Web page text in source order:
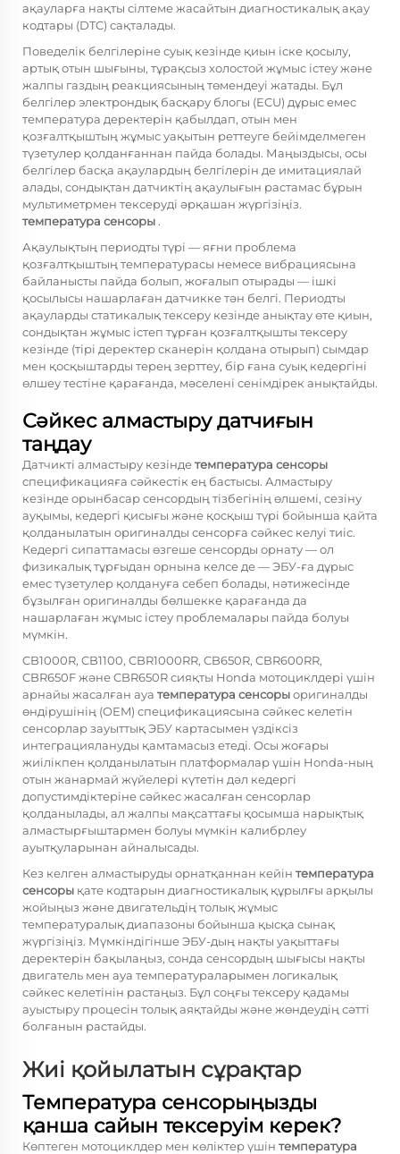
ақауларға нақты сілтеме жасайтын диагностикалық ақау
кодтары (DTC) сақталады.
Поведелік белгілеріне суық кезінде қиын іске қосылу,
артық отын шығыны, тұрақсыз холостой жұмыс істеу және
жалпы газдың реакциясының төмендеуі жатады. Бұл
белгілер электрондық басқару блогы (ECU) дұрыс емес
температура деректерін қабылдап, отын мен
қозғалтқыштың жұмыс уақытын реттеуге бейімделмеген
түзетулер қолданғаннан пайда болады. Маңыздысы, осы
белгілер басқа ақаулардың белгілерін де имитациялай
алады, сондықтан датчиктің ақаулығын растамас бұрын
мультиметрмен тексеруді әрқашан жүргізіңіз.
температура сенсоры .
Ақаулықтың периодты түрі — яғни проблема
қозғалтқыштың температурасы немесе вибрациясына
байланысты пайда болып, жоғалып отырады — ішкі
қосылысы нашарлаған датчикке тән белгі. Периодты
ақауларды статикалық тексеру кезінде анықтау өте қиын,
сондықтан жұмыс істеп тұрған қозғалтқышты тексеру
кезінде (тірі деректер сканерін қолдана отырып) сымдар
мен қосқыштарды терең зерттеу, бір ғана суық кедергіні
өлшеу тестіне қарағанда, мәселені сенімдірек анықтайды.
Сәйкес алмастыру датчиғын
таңдау
Датчикті алмастыру кезіндетемпература сенсоры
спецификацияға сәйкестік ең бастысы. Алмастыру
кезінде орынбасар сенсордың тізбегінің өлшемі, сезіну
ауқымы, кедергі қисығы және қосқыш түрі бойынша қайта
қолданылатын оригиналды сенсорға сәйкес келуі тиіс.
Кедергі сипаттамасы өзгеше сенсорды орнату — ол
физикалық тұрғыдан орнына келсе де — ЭБУ-ға дұрыс
емес түзетулер қолдануға себеп болады, нәтижесінде
бұзылған оригиналды бөлшекке қарағанда да
нашарлаған жұмыс істеу проблемалары пайда болуы
мүмкін.
CB1000R, CB1100, CBR1000RR, CB650R, CBR600RR,
CBR650F және CBR650R сияқты Honda мотоциклдері үшін
арнайы жасалған ауа температура сенсорыоригиналды
өндірушінің (OEM) спецификациясына сәйкес келетін
сенсорлар зауыттық ЭБУ картасымен үздіксіз
интеграциялануды қамтамасыз етеді. Осы жоғары
жиілікпен қолданылатын платформалар үшін Honda-ның
отын жанармай жүйелері күтетін дәл кедергі
допустимдіктеріне сәйкес жасалған сенсорлар
қолданылады, ал жалпы мақсаттағы қосымша нарықтық
алмастырғыштармен болуы мүмкін калибрлеу
ауытқуларынан айналысады.
Кез келген алмастыруды орнатқаннан кейін температура
сенсоры қате кодтарын диагностикалық құрылғы арқылы
жойыңыз және двигательдің толық жұмыс
температуралық диапазоны бойынша қысқа сынақ
жүргізіңіз. Мүмкіндігінше ЭБУ-дың нақты уақыттағы
деректерін бақылаңыз, сонда сенсордың шығысы нақты
двигатель мен ауа температураларымен логикалық
сәйкес келетінін растаңыз. Бұл соңғы тексеру қадамы
ауыстыру процесін толық аяқтайды және жөндеудің сәтті
болғанын растайды.
Жиі қойылатын сұрақтар
Температура сенсорыңызды
қанша сайын тексеруім керек?
Көптеген мотоциклдер мен көліктер үшін температура